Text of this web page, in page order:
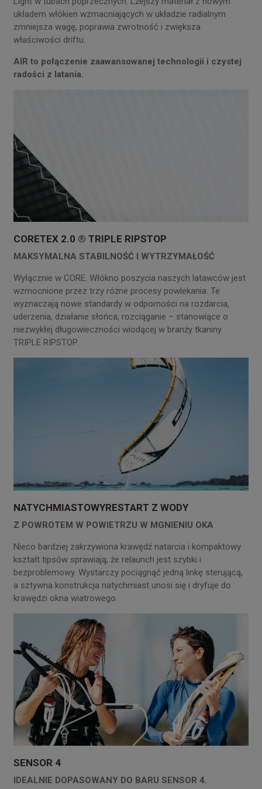
układem włókien wzmacniających w układzie radialnym
zmniejsza wagę, poprawia zwrotność i zwiększa
właściwości driftu.
AIR to połączenie zaawansowanej technologii i czystej
radości z latania.
CORETEX 2.0 ® TRIPLE RIPSTOP
MAKSYMALNA STABILNOŚĆ I WYTRZYMAŁOŚĆ
Wyłącznie w CORE. Włókno poszycia naszych latawców jest
wzmocnione przez trzy różne procesy powlekania. Te
wyznaczają nowe standardy w odporności na rozdarcia,
uderzenia, działanie słońca, rozciąganie – stanowiące o
niezwykłej długowieczności wiodącej w branży tkaniny
TRIPLE RIPSTOP.
NATYCHMIASTOWYRESTART Z WODY
Z POWROTEM W POWIETRZU W MGNIENIU OKA
Nieco bardziej zakrzywiona krawędź natarcia i kompaktowy
kształt tipsów sprawiają, że relaunch jest szybki i
bezproblemowy. Wystarczy pociągnąć jedną linkę sterującą,
a sztywna konstrukcja natychmiast unosi się i dryfuje do
krawędzi okna wiatrowego.
SENSOR 4
IDEALNIE DOPASOWANY DO BARU SENSOR 4.